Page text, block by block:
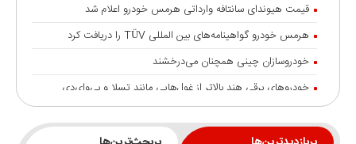
قیمت هیوندای سانتافه وارداتی هرمس خودرو اعلام شد
هرمس خودرو گواهینامه‌های بین المللی TÜV را دریافت کرد
خودروسازان چینی همچنان می‌درخشند
خودروهای برقی هند بالاتر از غول‌هایی مانند تسلا و بی‌وای‌دی
انتقال تورم خودرو به بازار خدمات